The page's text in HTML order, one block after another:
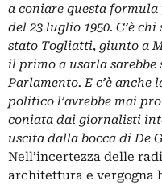
a coniare questa
del 23 luglio 1950. C’è
stato Togliatti, giunto a
il primo a usarla
Parlamento. E c’è anche
politico l’avrebbe mai
coniata dai giornalisti
uscita dalla bocca di De
Nell’incertezza delle
architettura e vergogna